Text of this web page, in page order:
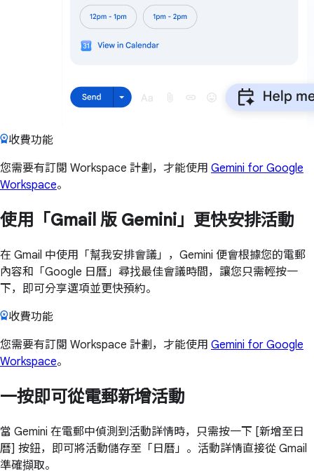
收費功能
您需要有訂閱 Workspace 計劃，才能使用 Gemini for Google
Workspace。
使用「Gmail 版 Gemini」更快安排活動
在 Gmail 中使用「幫我安排會議」，Gemini 便會根據您的電郵
內容和「Google 日曆」尋找最佳會議時間，讓您只需輕按一
下，即可分享選項並更快預約。
收費功能
您需要有訂閱 Workspace 計劃，才能使用 Gemini for Google
Workspace。
一按即可從電郵新增活動
當 Gemini 在電郵中偵測到活動詳情時，只需按一下 [新增至日
曆] 按鈕，即可將活動儲存至「日曆」。活動詳情直接從 Gmail
準確擷取。